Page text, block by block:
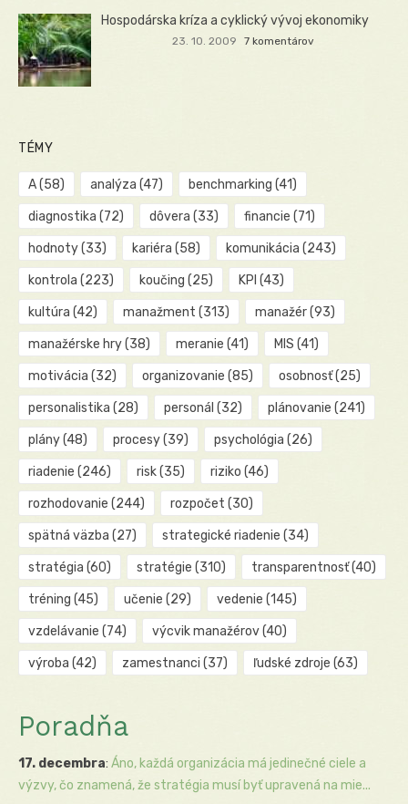
Hospodárska kríza a cyklický vývoj ekonomiky
23. 10. 2009 7 komentárov
TÉMY
A(58) analýza (47) benchmarking (41)
diagnostika (72) dôvera (33) financie (71)
hodnoty(33) kariéra (58) komunikácia (243)
kontrola (223) koučing (25) KPI (43)
kultúra (42) manažment (313) manažér(93)
manažérske hry(38) meranie (41) MIS (41)
motivácia (32) organizovanie (85) osobnosť(25)
personalistika (28) personál (32) plánovanie (241)
plány(48) procesy(39) psychológia (26)
riadenie (246) risk(35) riziko (46)
rozhodovanie (244) rozpočet (30)
spätná väzba (27) strategické riadenie (34)
stratégia (60) stratégie (310) transparentnosť(40)
tréning (45) učenie (29) vedenie (145)
vzdelávanie (74) výcvik manažérov(40)
výroba (42) zamestnanci (37) ľudské zdroje (63)
Poradňa
17. decembra: Áno, každá organizácia má jedinečné ciele a
výzvy, čo znamená, že stratégia musí byť upravená na mie...